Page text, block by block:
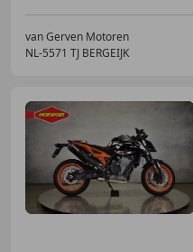
van Gerven Motoren
NL-5571 TJ BERGEIJK